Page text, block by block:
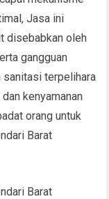
Jasa ini
disebabkan oleh
gangguan
sanitasi terpelihara
kenyamanan
orang untuk
Barat
Barat